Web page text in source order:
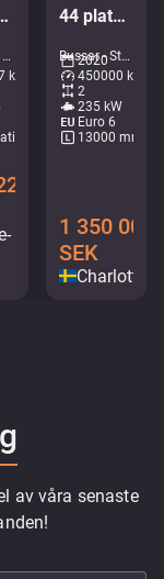
/ SIDE TIPP
Lastbilar - Tippbil • M250-4095
km
44 platser / AC / retarder
Bussar - Stadsbuss • M276-6365
2020
450000 km
2
235 kW
Euro 6
13000 mm
1 350 000
SEK
av våra senaste